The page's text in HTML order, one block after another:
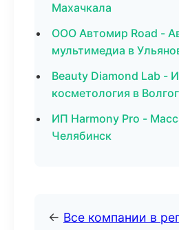
Махачкала
ООО Автомир Road -
мультимедиа в
Beauty Diamond Lab -
косметология в
ИП Harmony Pro -
Челябинск
← Все компании в